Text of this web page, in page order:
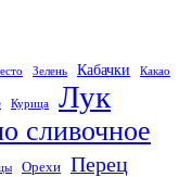
Зелень Кабачки Какао
Курица Лук
сливочное
Орехи Перец